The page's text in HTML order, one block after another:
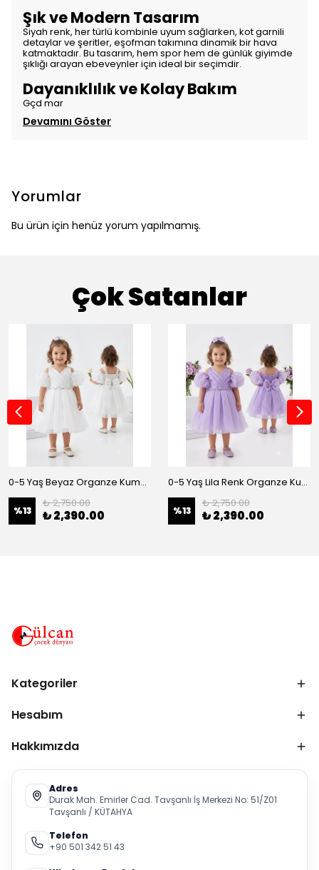
Şık ve Modern Tasarım
Siyah renk, her türlü kombinle uyum sağlarken, kot garnili
detaylar ve şeritler, eşofman takımına dinamik bir hava
katmaktadır. Bu tasarım, hem spor hem de günlük giyimde
şıklığı arayan ebeveynler için ideal bir seçimdir.
Dayanıklılık ve Kolay Bakım
Gçd mar
Devamını Göster
Yorumlar
Bu ürün için henüz yorum yapılmamış.
Çok Satanlar
0-5 Yaş Beyaz Organze Kumaş Bel İnci Kemerli Midi Boy Arkası Lastikli Abiye
%13
₺ 2,750.00
₺ 2,390.00
0-5 Yaş Lila Renk Organze Kumaş Bel İnci Kemerli Midi Boy Arkası Lastikli Abiye
%13
₺ 2,750.00
₺ 2,390.00
Kategoriler
Hesabım
Hakkımızda
Adres
Durak Mah. Emirler Cad. Tavşanlı İş Merkezi No: 51/Z01
Tavşanlı / KÜTAHYA
Telefon
+90 501 342 51 43